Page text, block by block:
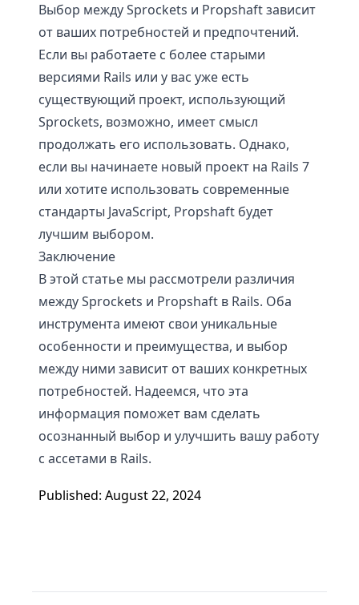
Выбор между Sprockets и Propshaft зависит
от ваших потребностей и предпочтений.
Если вы работаете с более старыми
версиями Rails или у вас уже есть
существующий проект, использующий
Sprockets, возможно, имеет смысл
продолжать его использовать. Однако,
если вы начинаете новый проект на Rails 7
или хотите использовать современные
стандарты JavaScript, Propshaft будет
лучшим выбором.
Заключение
В этой статье мы рассмотрели различия
между Sprockets и Propshaft в Rails. Оба
инструмента имеют свои уникальные
особенности и преимущества, и выбор
между ними зависит от ваших конкретных
потребностей. Надеемся, что эта
информация поможет вам сделать
осознанный выбор и улучшить вашу работу
с ассетами в Rails.
Published: August 22, 2024